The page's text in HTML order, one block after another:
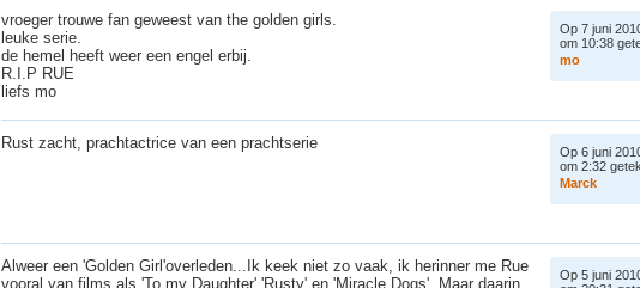
vroeger trouwe fan geweest van the golden girls.
leuke serie.
de hemel heeft weer een engel erbij.
R.I.P RUE
liefs mo
Op 7 juni
om 10:38
mo
Rust zacht, prachtactrice van een prachtserie
Op 6 juni
om 2:32
Marck
Alweer een 'Golden Girl'overleden...Ik keek niet zo vaak, ik herinner me Rue
vooral van films als 'To my Daughter','Rusty' en 'Miracle Dogs'. Maar daarin
Op 5 juni